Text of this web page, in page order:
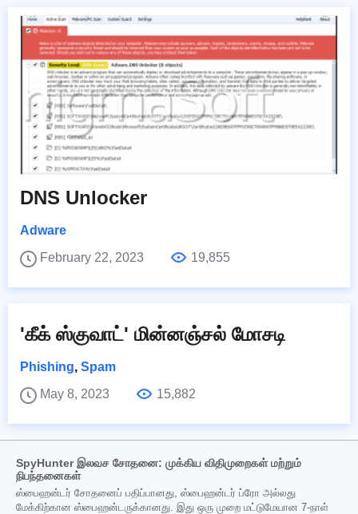
DNS Unlocker
Adware
February 22, 2023
19,855
'கீக் ஸ்குவாட்' மின்னஞ்சல் மோசடி
Phishing, Spam
May 8, 2023
15,882
SpyHunter இலவச சோதனை: முக்கிய விதிமுறைகள் மற்றும்
நிபந்தனைகள்
ஸ்பைஹன்டர் சோதனைப் பதிப்பானது, ஸ்பைஹன்டர் ப்ரோ அல்லது
மேக்கிற்கான ஸ்பைஹன்டருக்கானது. இது ஒரு முறை மட்டுமேயான 7-நாள்